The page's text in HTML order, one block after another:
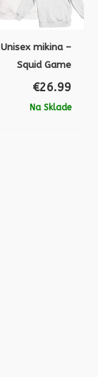
Unisex mikina –
Squid Game
€26.99
Na Sklade